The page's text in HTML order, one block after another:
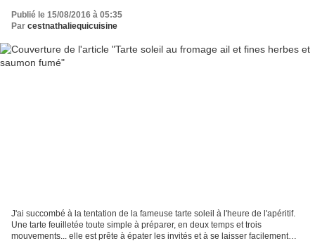
Publié le 15/08/2016 à 05:35
Par cestnathaliequicuisine
J'ai succombé à la tentation de la fameuse tarte soleil à l'heure de l'apéritif.
Une tarte feuilletée toute simple à préparer, en deux temps et trois
mouvements... elle est prête à épater les invités et à se laisser facilement